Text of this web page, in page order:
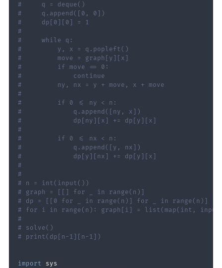
#     q = deque()
#     q.append([0, 0])
#     dp[0][0] = 1
#
#     while q:
#         y, x = q.popleft()
#         move = graph[y][x]
#         if move == 0:
#             continue
#         ny, nx = y + move, x + move
#
#         if 0 <= ny < n:
#             q.append([ny, x])
#             dp[ny][x] += dp[y][x]
#
#         if 0 <= nx < n:
#             q.append([y, nx])
#             dp[y][nx] += dp[y][x]
#
#
# n = int(input())
# graph = [[] for _ in range(n)]
# dp = [[0 for _ in range(n)] for _ in range(n)]
# for i in range(n): graph[i] = list(map(int,
#
# solve()
# print(dp[n-1][n-1])
import